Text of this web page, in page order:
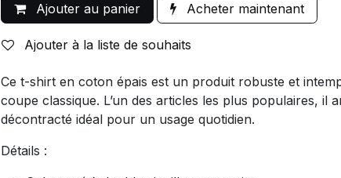
Ajouter au panier Acheter maintenant
Ajouter à la liste de souhaits
Ce t-shirt en coton épais est un produit robuste et
coupe classique. L’un des articles les plus populaires, il
décontracté idéal pour un usage quotidien.
Détails :